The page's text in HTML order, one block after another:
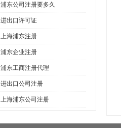
浦东公司注册要多久
进出口许可证
上海浦东注册
浦东企业注册
浦东工商注册代理
进出口公司注册
上海浦东公司注册